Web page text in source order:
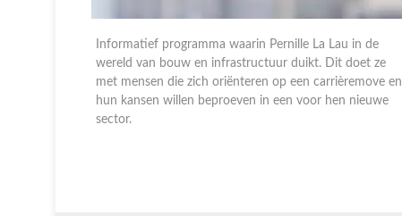
Informatief programma waarin Pernille La Lau in de
wereld van bouw en infrastructuur duikt. Dit doet ze
met mensen die zich oriënteren op een carrièremove en
hun kansen willen beproeven in een voor hen nieuwe
sector.